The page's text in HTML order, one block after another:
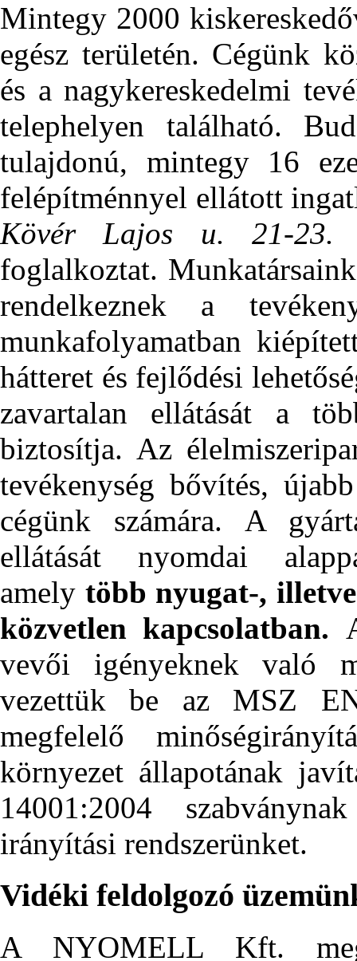
Mintegy 2000
egész területén. Cégünk
és a nagykereskedelmi
telephelyen található.
tulajdonú, mintegy 16
felépítménnyel ellátott
Kövér Lajos u. 21-23.
foglalkoztat.
rendelkeznek a
munkafolyamatban
hátteret és fejlődési
zavartalan ellátását a
biztosítja. Az
tevékenység bővítés,
cégünk számára. A
ellátását nyomdai
amely több nyugat-,
közvetlen kapcsolatban.
vevői igényeknek való
vezettük be az MSZ
megfelelő
környezet állapotának
14001:2004
irányítási rendszerünket.
Vidéki feldolgozó
A NYOMELL Kft.